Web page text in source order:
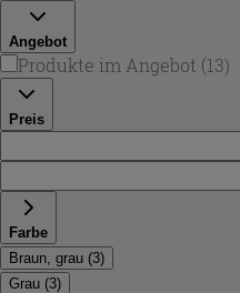
Angebot
Produkte im Angebot (13)
Preis
Farbe
Braun, grau (3)
Grau (3)